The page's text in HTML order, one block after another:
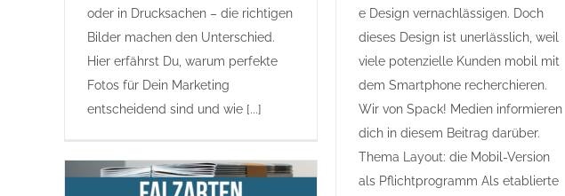
oder in Drucksachen – die richtigen
Bilder machen den Unterschied.
Hier erfährst Du, warum perfekte
Fotos für Dein Marketing
entscheidend sind und wie [...]
e Design vernachlässigen. Doch
dieses Design ist unerlässlich, weil
viele potenzielle Kunden mobil mit
dem Smartphone recherchieren.
Wir von Spack! Medien informieren
dich in diesem Beitrag darüber.
Thema Layout: die Mobil-Version
als Pflichtprogramm Als etablierte